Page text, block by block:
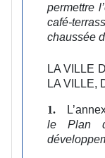
permettre
café-
chaussée
LA VILLE
LA VILLE,
1.
le Plan